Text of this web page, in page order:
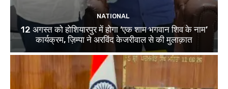
NATIONAL
12 अगस्त को होशियारपुर में होगा ‘एक शाम भगवान शिव के नाम’
कार्यक्रम, ज़िम्पा ने अरविंद केजरीवाल से की मुलाक़ात